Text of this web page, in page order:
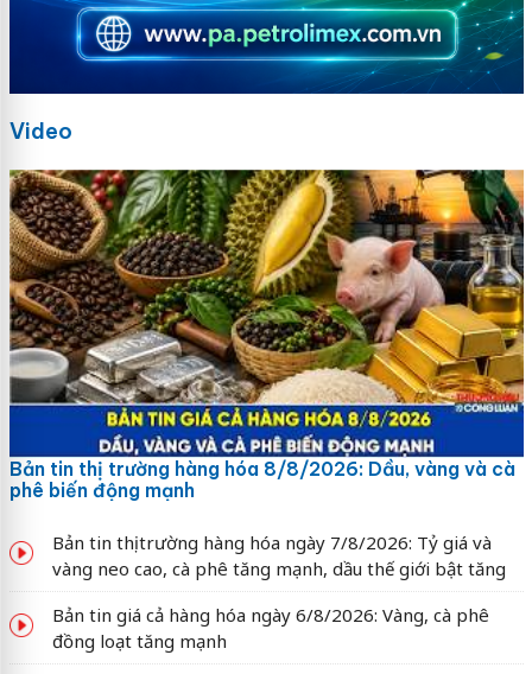
Video
Bản tin thị trường hàng hóa 8/8/2026: Dầu, vàng và cà
phê biến động mạnh
Bản tin thị trường hàng hóa ngày 7/8/2026: Tỷ giá và
vàng neo cao, cà phê tăng mạnh, dầu thế giới bật tăng
Bản tin giá cả hàng hóa ngày 6/8/2026: Vàng, cà phê
đồng loạt tăng mạnh